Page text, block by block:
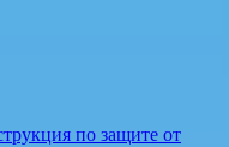
по защите от